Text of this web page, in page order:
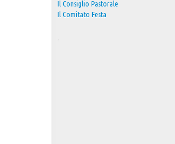
Il Consiglio Pastorale
Il Comitato Festa